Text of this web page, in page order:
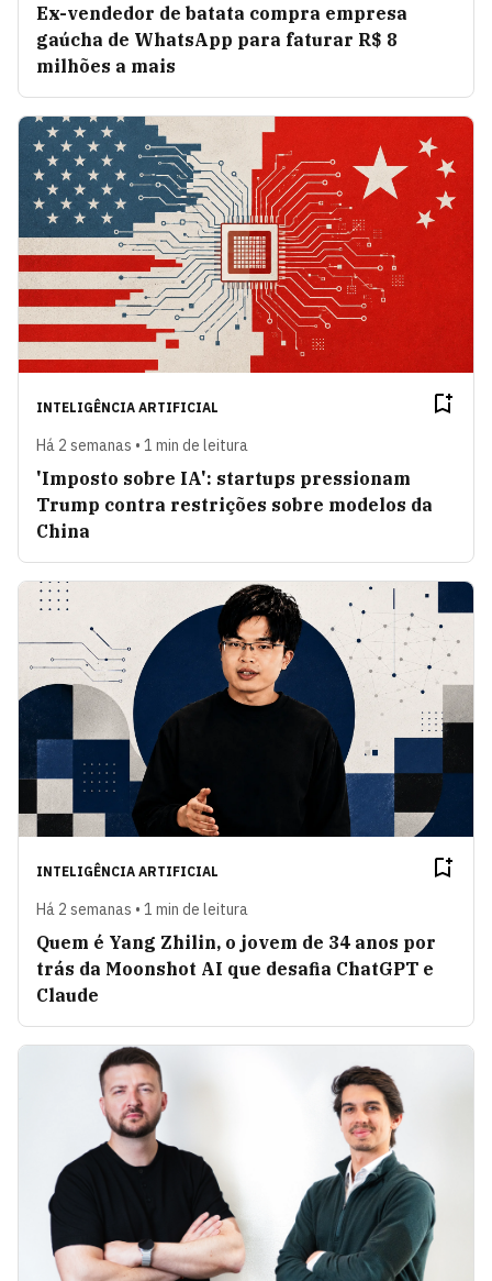
Ex-vendedor de batata compra empresa
gaúcha de WhatsApp para faturar R$ 8
milhões a mais
INTELIGÊNCIA ARTIFICIAL
Há 2 semanas • 1 min de leitura
'Imposto sobre IA': startups pressionam
Trump contra restrições sobre modelos da
China
INTELIGÊNCIA ARTIFICIAL
Há 2 semanas • 1 min de leitura
Quem é Yang Zhilin, o jovem de 34 anos por
trás da Moonshot AI que desafia ChatGPT e
Claude